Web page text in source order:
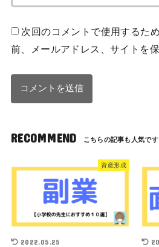
次回のコメントで使用するた
前、メールアドレス、サイトを保
RECOMMEND
資産形成
2022.05.25